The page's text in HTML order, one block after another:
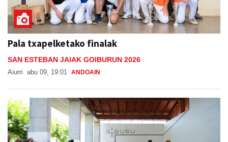
Pala txapelketako finalak
SAN ESTEBAN JAIAK GOIBURUN 2026
Aiurri abu 09, 19:01 ANDOAIN